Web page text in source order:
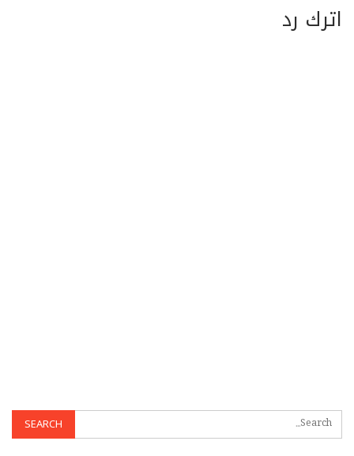
اترك رد